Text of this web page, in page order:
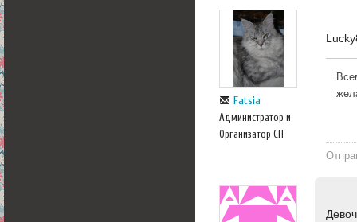
Fatsia
Администратор и
Организатор СП